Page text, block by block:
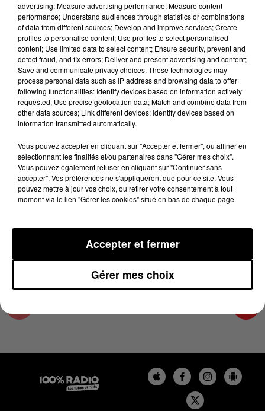
Lecture (4 min 25 sec)
100%
100% Radio les infos de l'Hérault
9 février 2024 - 4 min 25 sec
LES INFOS DE L'HÉRAULT DU 09/02/2024 À
08H00
Podcasts infos de l'Hérault
advertising; Measure advertising performance; Measure content
performance; Understand audiences through statistics or combinations
of data from different sources; Develop and improve services; Create
profiles to personalise content; Use profiles to select personalised
content; Use limited data to select content; Ensure security, prevent and
detect fraud, and fix errors; Deliver and present advertising and content;
Save and communicate privacy choices. These technologies may
process personal data such as IP address and browsing data to offer
following functionalities: Identify devices based on information actively
requested; Use precise geolocation data; Match and combine data from
other data sources; Link different devices; Identify devices based on
information transmitted automatically.
Vous pouvez accepter en cliquant sur "Accepter et fermer", ou affiner en
sélectionnant les finalités et/ou partenaires dans "Gérer mes choix".
Vous pouvez également refuser en cliquant sur "Continuer sans
accepter". Vos préférences ne s'appliqueront que pour ce site. Vous
pouvez mettre à jour vos choix, ou retirer votre consentement à tout
moment via le lien "Gérer les cookies" situé en bas de chaque page.
Gérer mes choix
Accepter et fermer